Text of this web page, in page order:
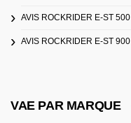
AVIS ROCKRIDER E-ST 500
AVIS ROCKRIDER E-ST 900
VAE PAR MARQUE